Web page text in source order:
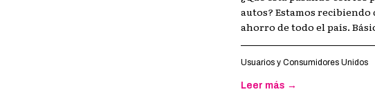
autos? Estamos
ahorro de todo el país.
Usuarios y Consumidores Unidos
Leer más →